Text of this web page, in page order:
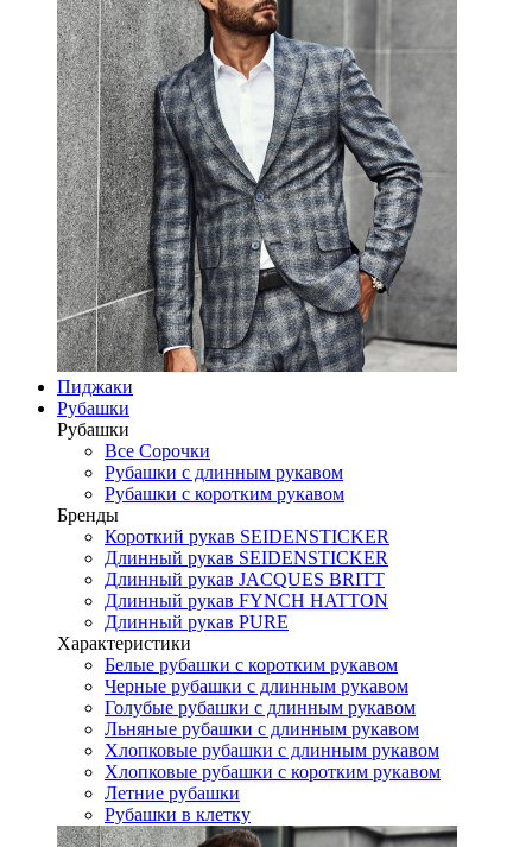
Пиджаки
Рубашки
Рубашки
Все Сорочки
Рубашки с длинным рукавом
Рубашки с коротким рукавом
Бренды
Короткий рукав SEIDENSTICKER
Длинный рукав SEIDENSTICKER
Длинный рукав JAСQUES BRITT
Длинный рукав FYNCH HATTON
Длинный рукав PURE
Характеристики
Белые рубашки с коротким рукавом
Черные рубашки с длинным рукавом
Голубые рубашки с длинным рукавом
Льняные рубашки с длинным рукавом
Хлопковые рубашки с длинным рукавом
Хлопковые рубашки с коротким рукавом
Летние рубашки
Рубашки в клетку